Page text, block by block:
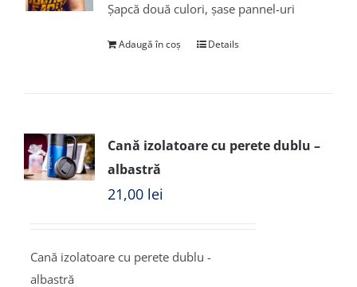
Șapcă două culori, șase pannel-uri
Adaugă în coș Details
Cană izolatoare cu perete dublu –
albastră
21,00 lei
Cană izolatoare cu perete dublu -
albastră